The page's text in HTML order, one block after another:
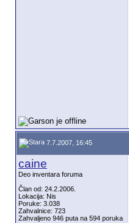
7.7.2007, 16:45
caine
Deo inventara foruma
Član od: 24.2.2006.
Lokacija: Nis
Poruke: 3.038
Zahvalnice: 723
Zahvaljeno 946 puta na 594 poruka